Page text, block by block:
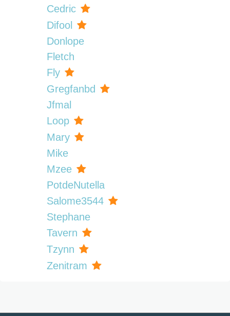
Cedric
Difool
Donlope
Fletch
Fly
Gregfanbd
Jfmal
Loop
Mary
Mike
Mzee
PotdeNutella
Salome3544
Stephane
Tavern
Tzynn
Zenitram